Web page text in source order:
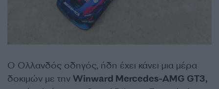
Ο Ολλανδός οδηγός, ήδη έχει κάνει μια μέρα
δοκιμών με την Winward Mercedes-AMG GT3,